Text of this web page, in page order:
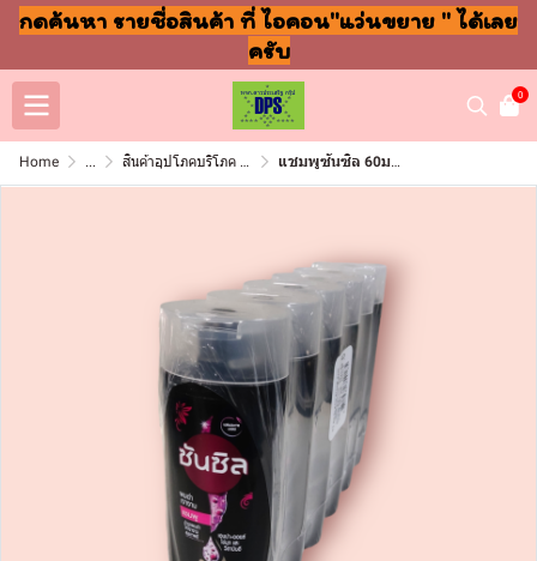
กดค้นหา รายชื่อสินค้า ที่ ไอคอน"แว่นขยาย " ได้เลย
ครับ
0
Home ... สินค้าอุปโภคบริโภค แชมพู สบู่ แปรงฟัน แชมพูซันซิล 60มล แพ็ค6ชิ้น ดำ